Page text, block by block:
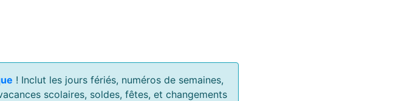
! Inclut les jours fériés, numéros de semaines,
scolaires, soldes, fêtes, et changements